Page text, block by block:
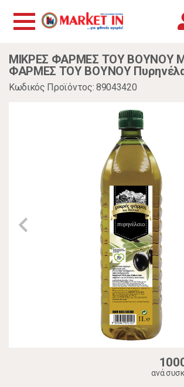
ΜΙΚΡΕΣ ΦΑΡΜΕΣ ΤΟΥ ΒΟΥΝΟΥ
ΦΑΡΜΕΣ ΤΟΥ ΒΟΥΝΟΥ
Κωδικός Προϊόντος: 89043420
ανά